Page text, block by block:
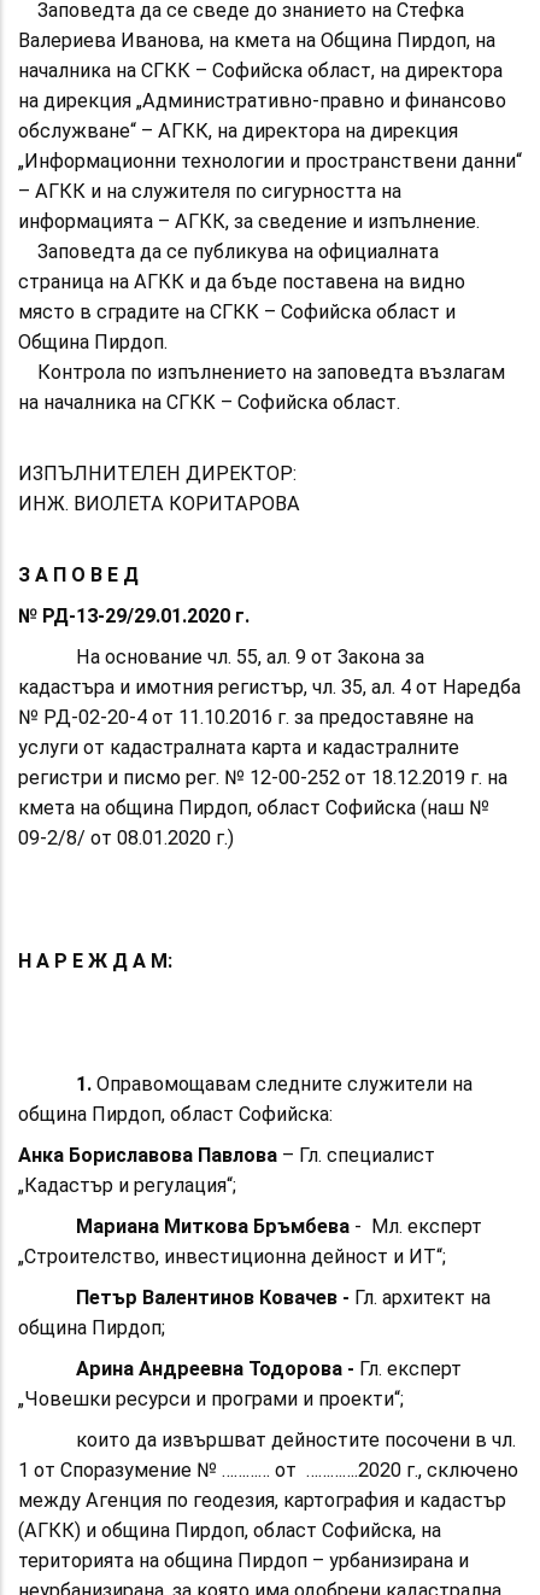
Заповедта да се сведе до знанието на Стефка
Валериева Иванова, на кмета на Община Пирдоп, на
началника на СГКК – Софийска област, на директора
на дирекция „Административно-правно и финансово
обслужване“ – АГКК, на директора на дирекция
„Информационни технологии и пространствени данни“
– АГКК и на служителя по сигурността на
информацията – АГКК, за сведение и изпълнение.
Заповедта да се публикува на официалната
страница на АГКК и да бъде поставена на видно
място в сградите на СГКК – Софийска област и
Община Пирдоп.
Контрола по изпълнението на заповедта възлагам
на началника на СГКК – Софийска област.
ИЗПЪЛНИТЕЛЕН ДИРЕКТОР:
ИНЖ. ВИОЛЕТА КОРИТАРОВА
З А П О В Е Д
№ РД-13-29/29.01.2020 г.
На основание чл. 55, ал. 9 от Закона за
кадастъра и имотния регистър, чл. 35, ал. 4 от Наредба
№ РД-02-20-4 от 11.10.2016 г. за предоставяне на
услуги от кадастралната карта и кадастралните
регистри и писмо рег. № 12-00-252 от 18.12.2019 г. на
кмета на община Пирдоп, област Софийска (наш №
09-2/8/ от 08.01.2020 г.)
Н А Р Е Ж Д А М:
1. Оправомощавам следните служители на
община Пирдоп, област Софийска:
Анка Бориславова Павлова – Гл. специалист
„Кадастър и регулация“;
Мариана Миткова Бръмбева - Мл. експерт
„Строителство, инвестиционна дейност и ИТ“;
Петър Валентинов Ковачев - Гл. архитект на
община Пирдоп;
Арина Андреевна Тодорова - Гл. експерт
„Човешки ресурси и програми и проекти“;
които да извършват дейностите посочени в чл.
1 от Споразумение № ………… от ………….2020 г., сключено
между Агенция по геодезия, картография и кадастър
(АГКК) и община Пирдоп, област Софийска, на
територията на община Пирдоп – урбанизирана и